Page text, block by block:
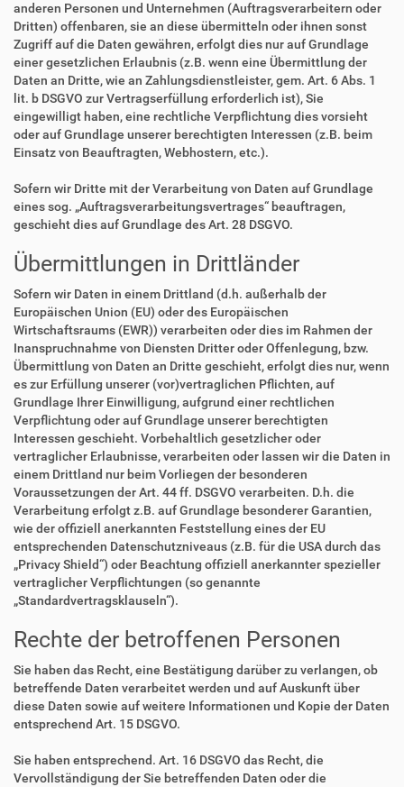
anderen Personen und Unternehmen (Auftragsverarbeitern oder
Dritten) offenbaren, sie an diese übermitteln oder ihnen sonst
Zugriff auf die Daten gewähren, erfolgt dies nur auf Grundlage
einer gesetzlichen Erlaubnis (z.B. wenn eine Übermittlung der
Daten an Dritte, wie an Zahlungsdienstleister, gem. Art. 6 Abs. 1
lit. b DSGVO zur Vertragserfüllung erforderlich ist), Sie
eingewilligt haben, eine rechtliche Verpflichtung dies vorsieht
oder auf Grundlage unserer berechtigten Interessen (z.B. beim
Einsatz von Beauftragten, Webhostern, etc.).
Sofern wir Dritte mit der Verarbeitung von Daten auf Grundlage
eines sog. „Auftragsverarbeitungsvertrages“ beauftragen,
geschieht dies auf Grundlage des Art. 28 DSGVO.
Übermittlungen in Drittländer
Sofern wir Daten in einem Drittland (d.h. außerhalb der
Europäischen Union (EU) oder des Europäischen
Wirtschaftsraums (EWR)) verarbeiten oder dies im Rahmen der
Inanspruchnahme von Diensten Dritter oder Offenlegung, bzw.
Übermittlung von Daten an Dritte geschieht, erfolgt dies nur, wenn
es zur Erfüllung unserer (vor)vertraglichen Pflichten, auf
Grundlage Ihrer Einwilligung, aufgrund einer rechtlichen
Verpflichtung oder auf Grundlage unserer berechtigten
Interessen geschieht. Vorbehaltlich gesetzlicher oder
vertraglicher Erlaubnisse, verarbeiten oder lassen wir die Daten in
einem Drittland nur beim Vorliegen der besonderen
Voraussetzungen der Art. 44 ff. DSGVO verarbeiten. D.h. die
Verarbeitung erfolgt z.B. auf Grundlage besonderer Garantien,
wie der offiziell anerkannten Feststellung eines der EU
entsprechenden Datenschutzniveaus (z.B. für die USA durch das
„Privacy Shield“) oder Beachtung offiziell anerkannter spezieller
vertraglicher Verpflichtungen (so genannte
„Standardvertragsklauseln“).
Rechte der betroffenen Personen
Sie haben das Recht, eine Bestätigung darüber zu verlangen, ob
betreffende Daten verarbeitet werden und auf Auskunft über
diese Daten sowie auf weitere Informationen und Kopie der Daten
entsprechend Art. 15 DSGVO.
Sie haben entsprechend. Art. 16 DSGVO das Recht, die
Vervollständigung der Sie betreffenden Daten oder die